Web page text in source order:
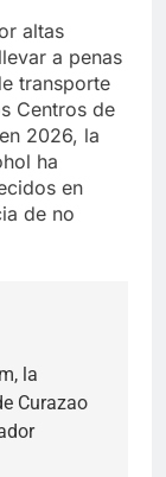
altas
a penas
transporte
Centros de
2026, la
ha
en
de no
la
Curazao